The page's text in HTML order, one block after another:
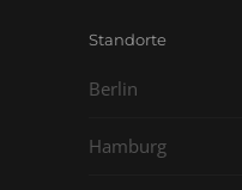
Standorte
Berlin
Hamburg